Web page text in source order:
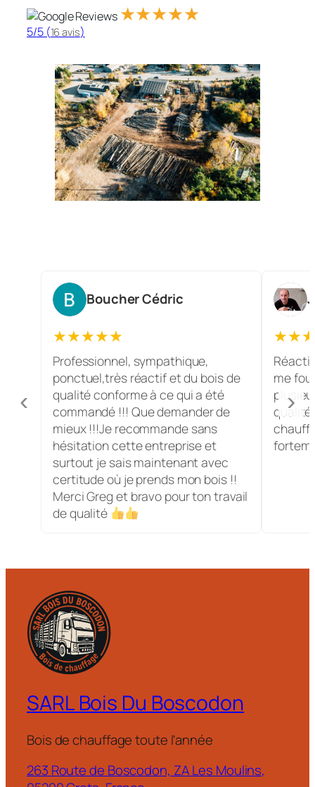
★★★★★
5/5 (16 avis)
‹
Boucher Cédric
★★★★★
Professionnel, sympathique,
ponctuel,très réactif et du bois de
qualité conforme à ce qui a été
commandé !!! Que demander de
mieux !!!Je recommande sans
hésitation cette entreprise et
surtout je sais maintenant avec
certitude où je prends mon bois !!
Merci Greg et bravo pour ton travail
de qualité
me
›
SARL Bois Du Boscodon
Bois de chauffage toute l'année
263 Route de Boscodon, ZA Les Moulins,